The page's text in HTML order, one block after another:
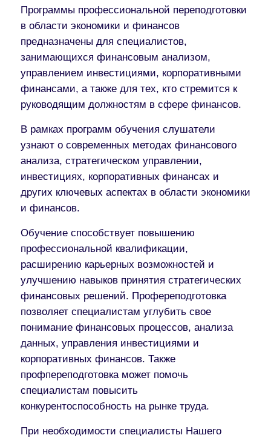
Программы профессиональной переподготовки
в области экономики и финансов
предназначены для специалистов,
занимающихся финансовым анализом,
управлением инвестициями, корпоративными
финансами, а также для тех, кто стремится к
руководящим должностям в сфере финансов.
В рамках программ обучения слушатели
узнают о современных методах финансового
анализа, стратегическом управлении,
инвестициях, корпоративных финансах и
других ключевых аспектах в области экономики
и финансов.
Обучение способствует повышению
профессиональной квалификации,
расширению карьерных возможностей и
улучшению навыков принятия стратегических
финансовых решений. Профереподготовка
позволяет специалистам углубить свое
понимание финансовых процессов, анализа
данных, управления инвестициями и
корпоративных финансов. Также
профпереподготовка может помочь
специалистам повысить
конкурентоспособность на рынке труда.
При необходимости специалисты Нашего